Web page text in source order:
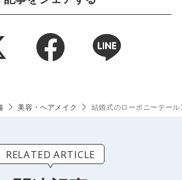
美容・ヘアメイク 結婚式のローポニーテー
RELATED ARTICLE